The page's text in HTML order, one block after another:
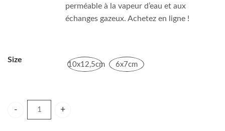
perméable à la vapeur d’eau et aux
échanges gazeux. Achetez en ligne !
Size
10x12,5cm 6x7cm